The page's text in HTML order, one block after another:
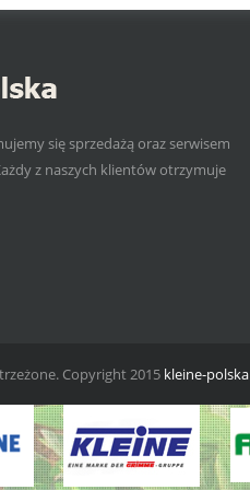
się sprzedażą oraz serwisem
z naszych klientów otrzymuje
Copyright 2015 kleine-polska